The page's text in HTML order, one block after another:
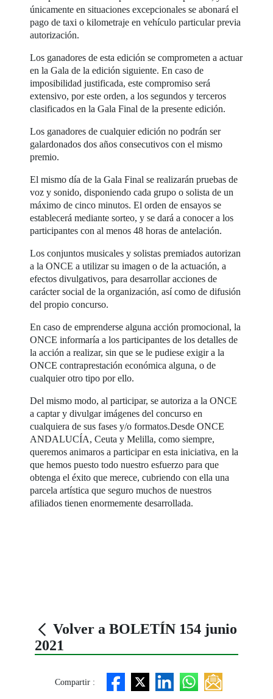
únicamente en situaciones excepcionales se abonará el
pago de taxi o kilometraje en vehículo particular previa
autorización.
Los ganadores de esta edición se comprometen a actuar
en la Gala de la edición siguiente. En caso de
imposibilidad justificada, este compromiso será
extensivo, por este orden, a los segundos y terceros
clasificados en la Gala Final de la presente edición.
Los ganadores de cualquier edición no podrán ser
galardonados dos años consecutivos con el mismo
premio.
El mismo día de la Gala Final se realizarán pruebas de
voz y sonido, disponiendo cada grupo o solista de un
máximo de cinco minutos. El orden de ensayos se
establecerá mediante sorteo, y se dará a conocer a los
participantes con al menos 48 horas de antelación.
Los conjuntos musicales y solistas premiados autorizan
a la ONCE a utilizar su imagen o de la actuación, a
efectos divulgativos, para desarrollar acciones de
carácter social de la organización, así como de difusión
del propio concurso.
En caso de emprenderse alguna acción promocional, la
ONCE informaría a los participantes de los detalles de
la acción a realizar, sin que se le pudiese exigir a la
ONCE contraprestación económica alguna, o de
cualquier otro tipo por ello.
Del mismo modo, al participar, se autoriza a la ONCE
a captar y divulgar imágenes del concurso en
cualquiera de sus fases y/o formatos.Desde ONCE
ANDALUCÍA, Ceuta y Melilla, como siempre,
queremos animaros a participar en esta iniciativa, en la
que hemos puesto todo nuestro esfuerzo para que
obtenga el éxito que merece, cubriendo con ella una
parcela artística que seguro muchos de nuestros
afiliados tienen enormemente desarrollada.
Volver a BOLETÍN 154 junio
2021
Compartir :